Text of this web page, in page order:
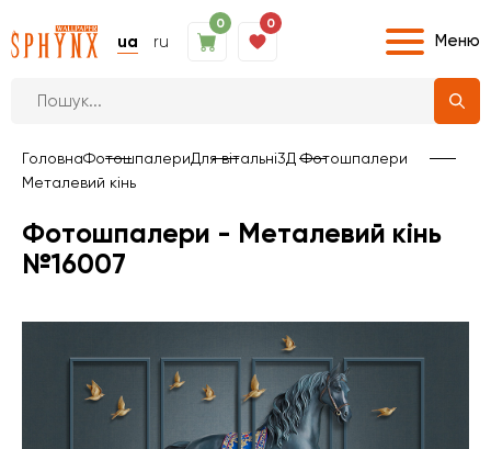
ua ru
0 0
Меню
ГоловнаФотошпалериДля вітальні3Д Фотошпалери
Металевий кінь
Фотошпалери - Металевий кінь
№16007